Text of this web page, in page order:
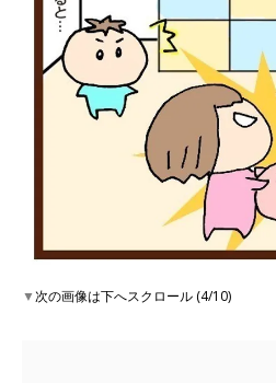
▼次の画像は下へスクロール (4/10)